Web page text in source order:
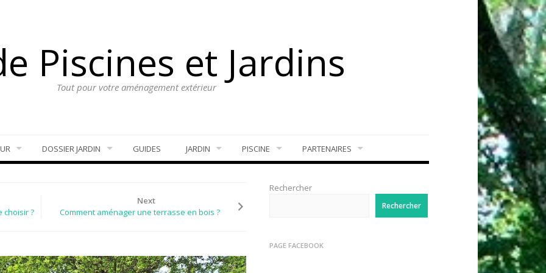
Piscines et Jardins
Tout pour votre aménagement extérieur
DOSSIER JARDIN GUIDES JARDIN PISCINE PARTENAIRES
choisir ?
Next
Comment aménager une terrasse en bois ?
Rechercher
Rechercher
PAGE FACEBOOK